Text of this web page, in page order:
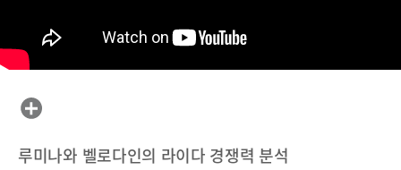
루미나와 벨로다인의 라이다 경쟁력 분석